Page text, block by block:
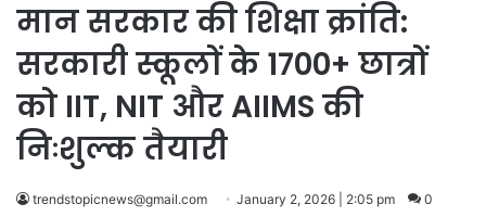
मान सरकार की शिक्षा क्रांति:
सरकारी स्कूलों के 1700+ छात्रों
को IIT, NIT और AIIMS की
निःशुल्क तैयारी
trendstopicnews@gmail.com January 2, 2026 | 2:05 pm 0